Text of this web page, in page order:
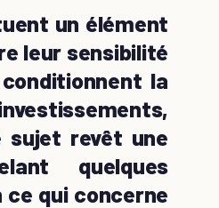
un élément
leur sensibilité
la
sujet revêt une
quelques
qui concerne